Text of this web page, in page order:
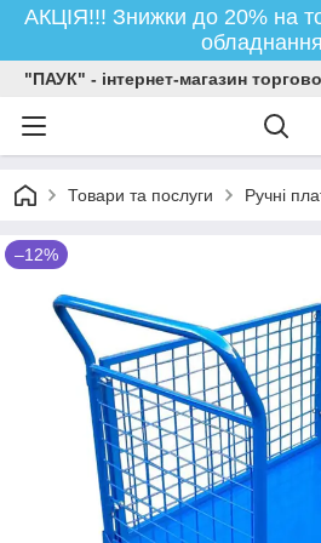
АКЦІЯ!!! Знижки до 20% на
"ПАУК" - інтернет-магазин
Товари та послуги Ручні
–12%